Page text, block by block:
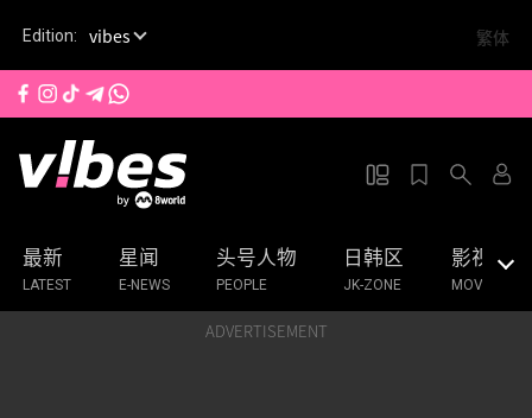
i
Edition: vibes 繁体
最新
LATEST
星闻
E-NEWS
头号人物
PEOPLE
日韩区
JK-ZONE
影视
MOVIES &
ADVERTISEMENT